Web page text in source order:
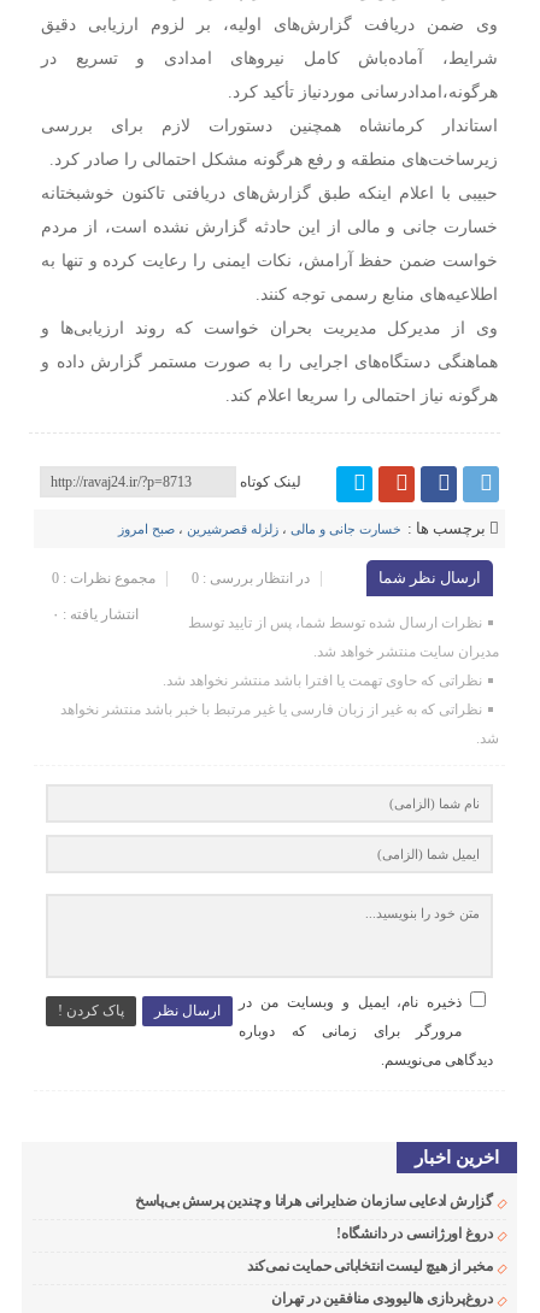
وی ضمن دریافت گزارش‌های اولیه، بر لزوم ارزیابی دقیق
شرایط، آماده‌باش کامل نیروهای امدادی و تسریع در
هرگونه،امدادرسانی موردنیاز تأکید کرد.
استاندار کرمانشاه همچنین دستورات لازم برای بررسی
زیرساخت‌های منطقه و رفع هرگونه مشکل احتمالی را صادر کرد.
حبیبی با اعلام اینکه طبق گزارش‌های دریافتی تاکنون خوشبختانه
خسارت جانی و مالی از این حادثه گزارش نشده است، از مردم
خواست ضمن حفظ آرامش، نکات ایمنی را رعایت کرده و تنها به
اطلاعیه‌های منابع رسمی توجه کنند.
وی از مدیرکل مدیریت بحران خواست که روند ارزیابی‌ها و
هماهنگی دستگاه‌های اجرایی را به صورت مستمر گزارش داده و
هرگونه نیاز احتمالی را سریعا اعلام کند.
لینک کوتاه
برچسب ها : خسارت جانی و مالی ،زلزله قصرشیرین ،صبح امروز
ارسال نظر شما مجموع نظرات : 0 در انتظار بررسی : 0
انتشار یافته : ۰
نظرات ارسال شده توسط شما، پس از تایید توسط
مدیران سایت منتشر خواهد شد.
نظراتی که حاوی تهمت یا افترا باشد منتشر نخواهد شد.
نظراتی که به غیر از زبان فارسی یا غیر مرتبط با خبر باشد منتشر نخواهد
شد.
ارسال نظر پاک کردن !
ذخیره نام، ایمیل و وبسایت من در
مرورگر برای زمانی که دوباره
دیدگاهی می‌نویسم.
اخرین اخبار
گزارش ادعایی سازمان ضدایرانی هرانا و چندین پرسش بی‌پاسخ
دروغ اورژانسی در دانشگاه!
مخبر از هیچ لیست انتخاباتی حمایت نمی‌کند
دروغ‌پردازی هالیوودی منافقین در تهران